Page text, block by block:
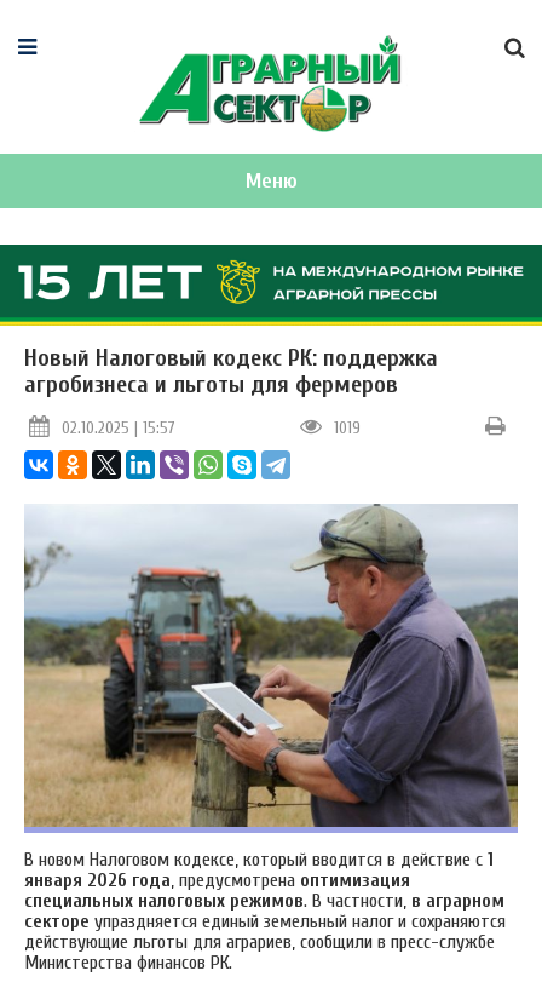
Меню
Новый Налоговый кодекс РК: поддержка
агробизнеса и льготы для фермеров
02.10.2025 | 15:57 1019
В новом Налоговом кодексе, который вводится в действие с 1
января 2026 года, предусмотрена оптимизация
специальных налоговых режимов. В частности, в аграрном
секторе упраздняется единый земельный налог и сохраняются
действующие льготы для аграриев, сообщили в пресс-службе
Министерства финансов РК.